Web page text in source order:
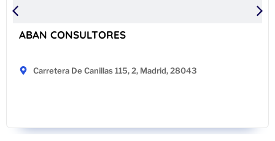
ABAN CONSULTORES
Carretera De Canillas 115, 2, Madrid, 28043